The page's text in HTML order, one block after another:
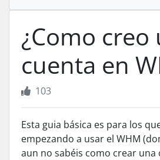
¿Como creo
cuenta en
103
Esta guia básica es para los
empezando a usar el WHM
aun no sabéis como crear una